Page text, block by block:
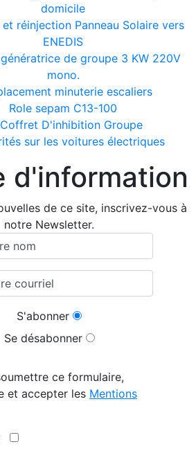
domicile
réinjection Panneau Solaire vers
ENEDIS
de groupe 3 KW 220V
mono.
minuterie escaliers
Role sepam C13-100
D'inhibition Groupe
sur les voitures électriques
d'information
de ce site, inscrivez-vous à
notre Newsletter.
S'abonner
Se désabonner
ce formulaire,
et accepter les Mentions